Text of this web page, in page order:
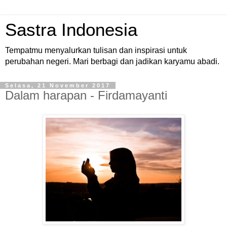
Sastra Indonesia
Tempatmu menyalurkan tulisan dan inspirasi untuk
perubahan negeri. Mari berbagi dan jadikan karyamu abadi.
Selasa, 21 November 2017
Dalam harapan - Firdamayanti